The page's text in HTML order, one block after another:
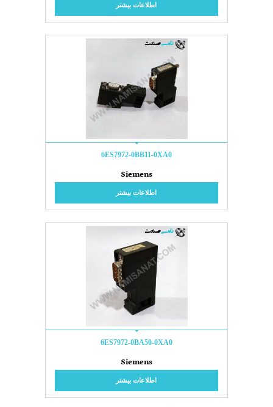
اطلاعات بیشتر
6ES7972-0BB11-0XA0
Siemens
اطلاعات بیشتر
6ES7972-0BA50-0XA0
Siemens
اطلاعات بیشتر